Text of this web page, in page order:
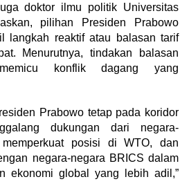
doktor ilmu politik Universitas
pilihan Presiden Prabowo
langkah reaktif atau balasan tarif
Menurutnya, tindakan balasan
konflik dagang yang
Prabowo tetap pada koridor
dukungan dari negara-
memperkuat posisi di WTO, dan
negara-negara BRICS dalam
ekonomi global yang lebih adil,”